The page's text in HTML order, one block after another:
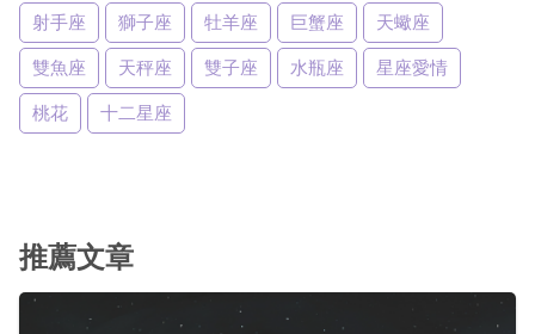
射手座
獅子座 牡羊座 巨蟹座
天蠍座
雙魚座
天秤座 雙子座 水瓶座
星座愛情
桃花
十二星座
推薦文章